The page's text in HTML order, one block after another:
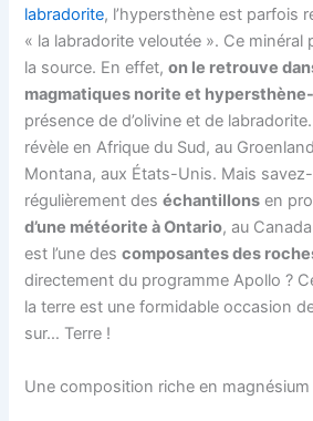
labradorite, l’hypersthène est parfois
« la labradorite veloutée ». Ce minéral
la source. En effet,on le retrouve
magmatiques norite et
présence de d’olivine et de
révèle en Afrique du Sud, au
Montana, aux États-Unis. Mais
régulièrement deséchantillons en
d’une météorite à Ontario, au
est l’une descomposantes des
directement du programme Apollo ?
la terre est une formidable occasion
sur… Terre !
Une composition riche en magnésium